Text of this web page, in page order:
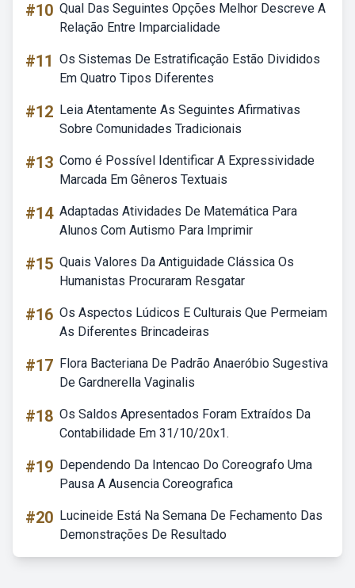
#10 Qual Das Seguintes Opções Melhor Descreve A
Relação Entre Imparcialidade
#11 Os Sistemas De Estratificação Estão Divididos
Em Quatro Tipos Diferentes
#12 Leia Atentamente As Seguintes Afirmativas
Sobre Comunidades Tradicionais
#13 Como é Possível Identificar A Expressividade
Marcada Em Gêneros Textuais
#14 Adaptadas Atividades De Matemática Para
Alunos Com Autismo Para Imprimir
#15 Quais Valores Da Antiguidade Clássica Os
Humanistas Procuraram Resgatar
#16 Os Aspectos Lúdicos E Culturais Que Permeiam
As Diferentes Brincadeiras
#17 Flora Bacteriana De Padrão Anaeróbio Sugestiva
De Gardnerella Vaginalis
#18 Os Saldos Apresentados Foram Extraídos Da
Contabilidade Em 31/10/20x1.
#19 Dependendo Da Intencao Do Coreografo Uma
Pausa A Ausencia Coreografica
#20 Lucineide Está Na Semana De Fechamento Das
Demonstrações De Resultado